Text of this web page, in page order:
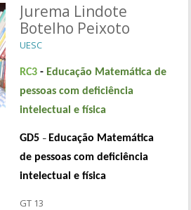
Jurema Lindote
Botelho Peixoto
UESC
RC3 - Educação Matemática de
pessoas com deficiência
intelectual e física
GD5 – Educação Matemática
de pessoas com deficiência
intelectual e física
GT 13